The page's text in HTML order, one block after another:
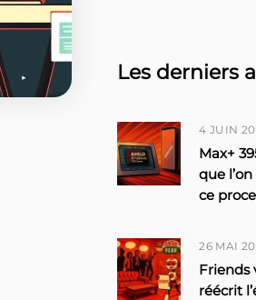
Les derniers
4 JUIN
Max+
que
ce
26 MAI
Friends
réécrit